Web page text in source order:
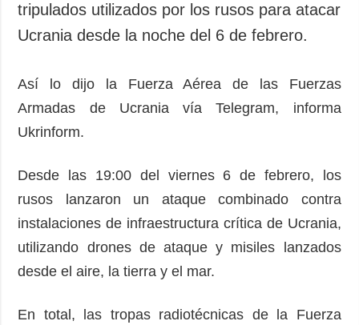
tripulados utilizados por los rusos para atacar
Ucrania desde la noche del 6 de febrero.
Así lo dijo la Fuerza Aérea de las Fuerzas
Armadas de Ucrania vía Telegram, informa
Ukrinform.
Desde las 19:00 del viernes 6 de febrero, los
rusos lanzaron un ataque combinado contra
instalaciones de infraestructura crítica de Ucrania,
utilizando drones de ataque y misiles lanzados
desde el aire, la tierra y el mar.
En total, las tropas radiotécnicas de la Fuerza